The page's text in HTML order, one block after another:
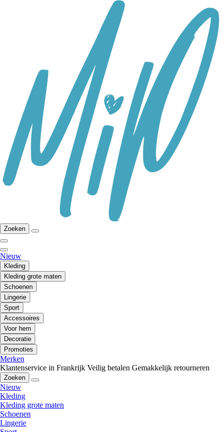
Zoeken
Nieuw
Kleding
Kleding grote maten
Schoenen
Lingerie
Sport
Accessoires
Voor hem
Decoratie
Promoties
Merken
Klantenservice in Frankrijk Veilig betalen Gemakkelijk retourneren
Zoeken
Nieuw
Kleding
Kleding grote maten
Schoenen
Lingerie